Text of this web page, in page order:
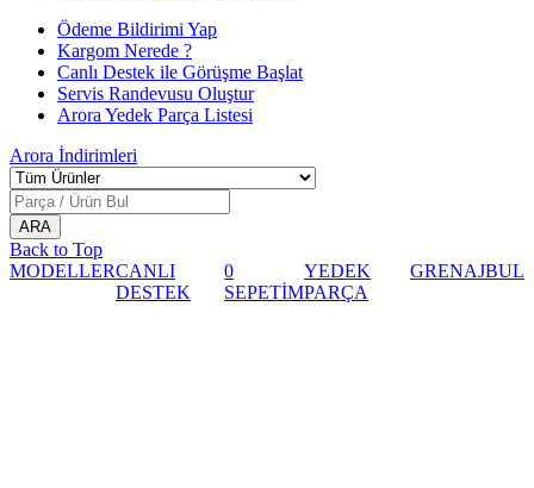
Ödeme Bildirimi Yap
Kargom Nerede ?
Canlı Destek ile Görüşme Başlat
Servis Randevusu Oluştur
Arora Yedek Parça Listesi
Arora İndirimleri
Back to Top
MODELLERCANLI
DESTEK
0
SEPETİM
YEDEK
PARÇA
GRENAJBUL